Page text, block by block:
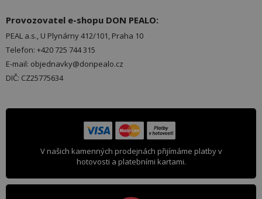
Provozovatel e-shopu DON PEALO:
PEAL a.s., U Plynárny 412/101, Praha 10
Telefon: +420 725 744 315
E-mail: objednavky@donpealo.cz
DIČ: CZ25775634
V našich kamenných prodejnách přijímáme platby v
hotovosti a platebními kartami.